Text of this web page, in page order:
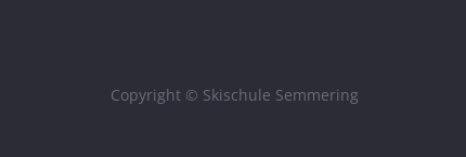
Copyright © Skischule Semmering